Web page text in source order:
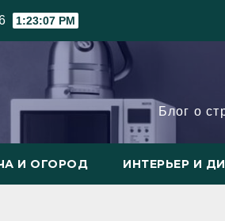
1:23:09 PM
Блог о
И ОГОРОД ИНТЕРЬЕР И